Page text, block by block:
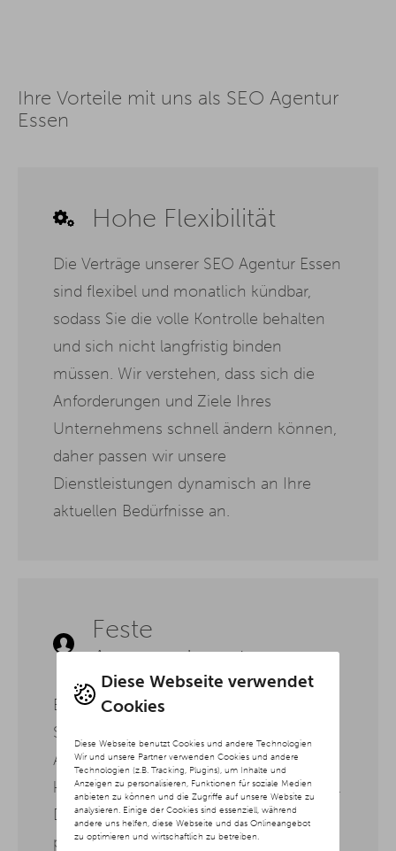
Diese Webseite verwendet
Cookies
Diese Webseite benutzt Cookies und andere Technologien
Wir und unsere Partner verwenden Cookies und andere
Technologien (z.B. Tracking, Plugins), um Inhalte und
Anzeigen zu personalisieren, Funktionen für soziale Medien
anbieten zu können und die Zugriffe auf unsere Website zu
analysieren. Einige der Cookies sind essenziell, während
andere uns helfen, diese Webseite und das Onlineangebot
zu optimieren und wirtschaftlich zu betreiben.
Ihre Vorteile mit uns als SEO Agentur
Essen
Hohe Flexibilität
Die Verträge unserer SEO Agentur Essen
sind flexibel und monatlich kündbar,
sodass Sie die volle Kontrolle behalten
und sich nicht langfristig binden
müssen. Wir verstehen, dass sich die
Anforderungen und Ziele Ihres
Unternehmens schnell ändern können,
daher passen wir unsere
Dienstleistungen dynamisch an Ihre
aktuellen Bedürfnisse an.
Feste
Ansprechpartner
Bei unserer SEO Agentur Essen haben
Sie immer einen festen
Ansprechpartner, der Ihre Projekte
kennt und jederzeit für Sie erreichbar ist.
Dadurch gewährleisten wir eine
persönliche Betreuung und schnelle